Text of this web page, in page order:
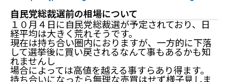
自民党総裁選前の相場について
１０月４日に自民党総裁選が予定されており、日
経平均は大きく荒れそうです。
現在は持ち合い圏内におりますが、一方的に下落
して選挙後に買い戻されるなんて事もあるかも知
れませんし
場合によっては高値を越える事すらあり得ます。
持ち合いになったら無理な売買はせず様子見しま